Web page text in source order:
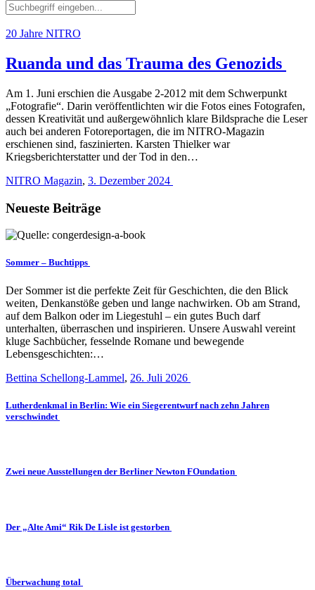
20 Jahre NITRO
Ruanda und das Trauma des Genozids
Am 1. Juni erschien die Ausgabe 2-2012 mit dem Schwerpunkt
„Fotografie“. Darin veröffentlichten wir die Fotos eines Fotografen,
dessen Kreativität und außergewöhnlich klare Bildsprache die Leser
auch bei anderen Fotoreportagen, die im NITRO-Magazin
erschienen sind, faszinierten. Karsten Thielker war
Kriegsberichterstatter und der Tod in den…
NITRO Magazin, 3. Dezember 2024
Neueste Beiträge
Sommer – Buchtipps
Der Sommer ist die perfekte Zeit für Geschichten, die den Blick
weiten, Denkanstöße geben und lange nachwirken. Ob am Strand,
auf dem Balkon oder im Liegestuhl – ein gutes Buch darf
unterhalten, überraschen und inspirieren. Unsere Auswahl vereint
kluge Sachbücher, fesselnde Romane und bewegende
Lebensgeschichten:…
Bettina Schellong-Lammel, 26. Juli 2026
Lutherdenkmal in Berlin: Wie ein Siegerentwurf nach zehn Jahren
verschwindet
Zwei neue Ausstellungen der Berliner Newton FOundation
Der „Alte Ami“ Rik De Lisle ist gestorben
Überwachung total